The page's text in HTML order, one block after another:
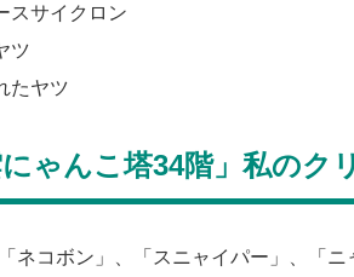
スサイクロン
ツ
たヤツ
にゃんこ塔34階」私のク
ネコボン」、「スニャイパー」、「